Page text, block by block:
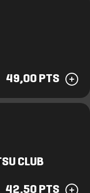
49,00 PTS
CLUB
42,50 PTS